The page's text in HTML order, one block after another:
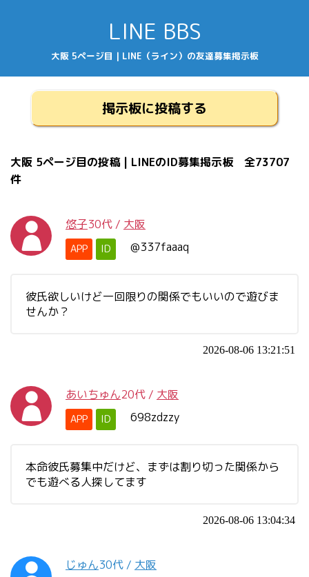
LINE BBS
大阪 5ページ目 | LINE（ライン）の友達募集掲示板
掲示板に投稿する
大阪 5ページ目の投稿 | LINEのID募集掲示板 全73707
件
悠子30代 / 大阪
APP ID @337faaaq
彼氏欲しいけど一回限りの関係でもいいので遊びま
せんか？
2026-08-06 13:21:51
あいちゅん20代 / 大阪
APP ID 698zdzzy
本命彼氏募集中だけど、まずは割り切った関係から
でも遊べる人探してます
2026-08-06 13:04:34
じゅん30代 / 大阪